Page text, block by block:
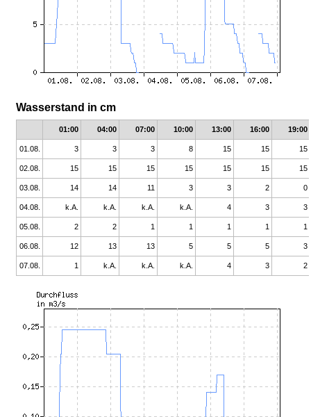
Wasserstand in cm
01:00 04:00 07:00 10:00 13:00 16:00 19:00
01.08. 3 3 3 8 15 15 15
02.08. 15 15 15 15 15 15 15
03.08. 14 14 11 3 3 2 0
04.08. k.A. k.A. k.A. k.A. 4 3 3
05.08. 2 2 1 1 1 1 1
06.08. 12 13 13 5 5 5 3
07.08. 1 k.A. k.A. k.A. 4 3 2